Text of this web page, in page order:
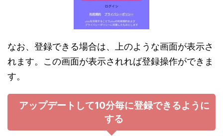
なお、登録できる場合は、上のような画面が表示さ
れます。この画面が表示されれば登録操作ができま
す。
アップデートして10分毎に登録できるように
する